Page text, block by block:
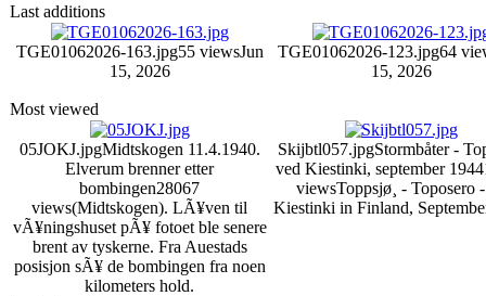
Last additions
TGE01062026-163.jpg55 viewsJun
15, 2026
TGE01062026-123.jpg64
15, 2026
Most viewed
05JOKJ.jpgMidtskogen 11.4.1940.
Elverum brenner etter
bombingen28067
views(Midtskogen). LÃ¥ven til
vÃ¥ningshuset pÃ¥ fotoet ble senere
brent av tyskerne. Fra Auestads
posisjon sÃ¥ de bombingen fra noen
kilometers hold.
Skijbtl057.jpgStormbåter -
ved Kiestinki, september 1944
viewsToppsjø¸ - Toposero
Kiestinki in Finland,